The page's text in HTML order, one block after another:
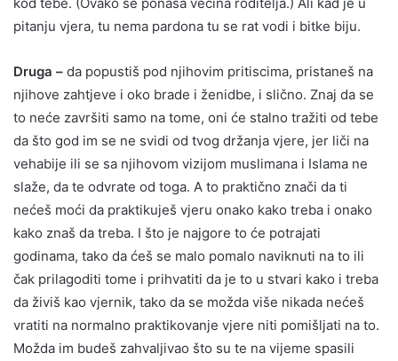
pitanju vjera, tu nema pardona tu se rat vodi i bitke biju.
Druga – da popustiš pod njihovim pritiscima, pristaneš na
njihove zahtjeve i oko brade i ženidbe, i slično. Znaj da se
to neće završiti samo na tome, oni će stalno tražiti od tebe
da što god im se ne svidi od tvog držanja vjere, jer liči na
vehabije ili se sa njihovom vizijom muslimana i Islama ne
slaže, da te odvrate od toga. A to praktično znači da ti
nećeš moći da praktikuješ vjeru onako kako treba i onako
kako znaš da treba. I što je najgore to će potrajati
godinama, tako da ćeš se malo pomalo naviknuti na to ili
čak prilagoditi tome i prihvatiti da je to u stvari kako i treba
da živiš kao vjernik, tako da se možda više nikada nećeš
vratiti na normalno praktikovanje vjere niti pomišljati na to.
Možda im budeš zahvaljivao što su te na vijeme spasili